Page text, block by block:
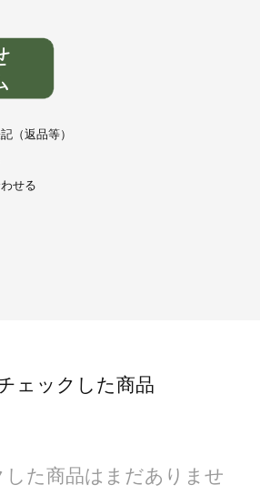
（返品等）
せる
ェックした商品
た商品はまだありませ